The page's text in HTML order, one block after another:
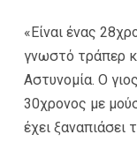
«Είναι ένας
γνωστό τράπερ
Αστυνομία. Ο
30χρονος με
έχει ξαναπιάσει